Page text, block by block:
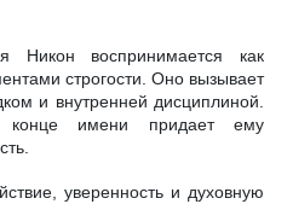
Никон воспринимается как
строгости. Оно вызывает
и внутренней дисциплиной.
имени придает ему
уверенность и духовную